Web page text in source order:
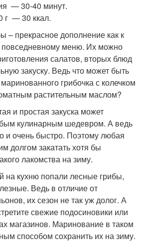
— 30-40 минут.
г — 30 ккал.
– прекрасное дополнение как к
повседневному меню. Их можно
салатов, вторых блюд
закуску. Ведь что может быть
грибочка с колечком
растительным маслом?
и простая закуска может
кулинарным шедевром. А ведь
и очень быстро. Поэтому любая
долгом закатать хотя бы
лакомства на зиму.
на кухню попали лесные грибы,
Ведь в отличие от
их сезон не так уж долог. А
свежие подосиновики или
магазинов. Маринование в таком
способом сохранить их на зиму.